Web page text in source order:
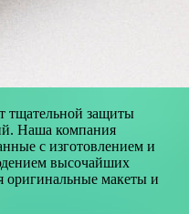
тщательной защиты
Наша компания
с изготовлением и
высочайших
оригинальные макеты и